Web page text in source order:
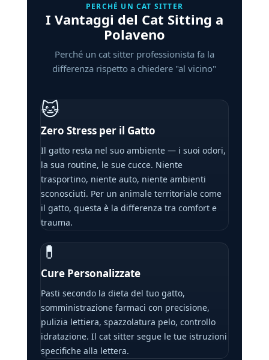
PERCHÉ UN CAT SITTER
I Vantaggi del Cat Sitting a
Polaveno
Perché un cat sitter professionista fa la
differenza rispetto a chiedere "al vicino"
🐱
Zero Stress per il Gatto
Il gatto resta nel suo ambiente — i suoi odori,
la sua routine, le sue cucce. Niente
trasportino, niente auto, niente ambienti
sconosciuti. Per un animale territoriale come
il gatto, questa è la differenza tra comfort e
trauma.
💊
Cure Personalizzate
Pasti secondo la dieta del tuo gatto,
somministrazione farmaci con precisione,
pulizia lettiera, spazzolatura pelo, controllo
idratazione. Il cat sitter segue le tue istruzioni
specifiche alla lettera.